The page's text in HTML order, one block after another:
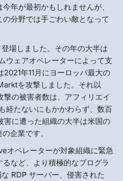
年が最初かもしれませんが、
分野では手ごわい敵となって
場しました。その年の大半は
ウェアオペレーターによって支
年11月にヨーロッパ最大の
を攻撃しました。それ以
の被害者数は、アフィリエイ
経たないにもかかわらず、数百
害に遭った組織の大半は米国の
企業です。
オペレーターが対象組織に緊急
など、より積極的なプログラ
RDP サーバー、侵害された